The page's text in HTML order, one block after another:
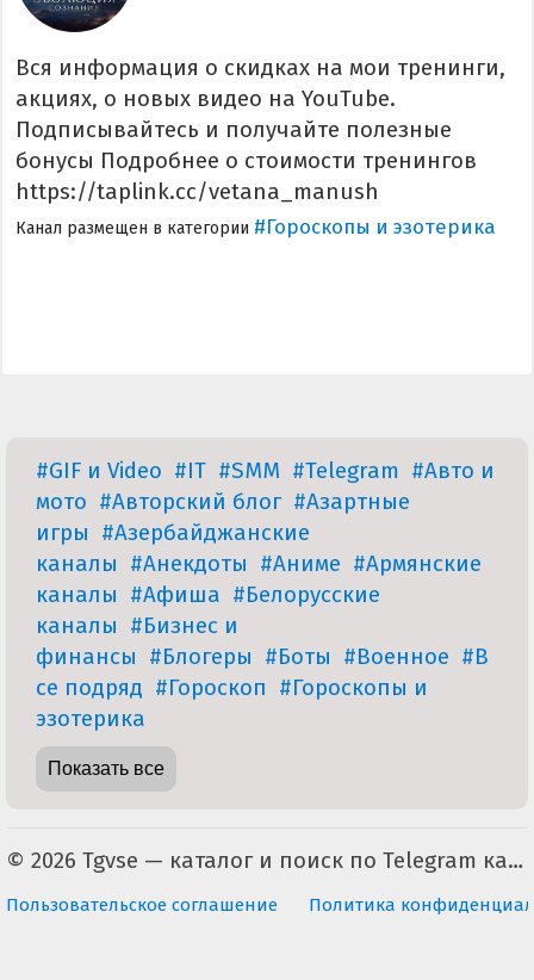
Вся информация о скидках на мои тренинги,
акциях, о новых видео на YouTube.
Подписывайтесь и получайте полезные
бонусы Подробнее о стоимости тренингов
https://taplink.cc/vetana_manush
Канал размещен в категории #Гороскопы и эзотерика
#GIF и Video #IT #SMM #Telegram #Авто и
мото #Авторский блог #Азартные
игры #Азербайджанские
каналы #Анекдоты #Аниме #Армянские
каналы #Афиша #Белорусские
каналы #Бизнес и
финансы #Блогеры #Боты #Военное #В
се подряд #Гороскоп #Гороскопы и
эзотерика
Показать все
© 2026 Tgvse — каталог и поиск по Telegram каналам (неофициальный). По всем вопросам пишите на tgvse.ru@gmail.com
Пользовательское соглашение Политика